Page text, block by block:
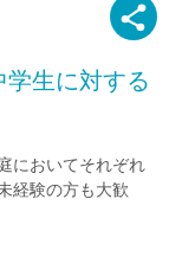
生に対する
においてそれぞれ
経験の方も大歓